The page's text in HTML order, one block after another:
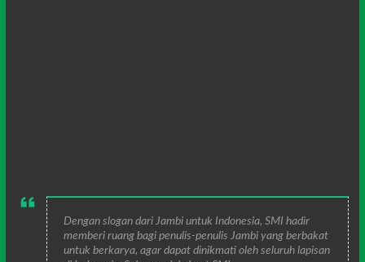
Dengan slogan dari Jambi untuk Indonesia, SMI hadir
memberi ruang bagi penulis-penulis Jambi yang berbakat
untuk berkarya, agar dapat dinikmati oleh seluruh lapisan